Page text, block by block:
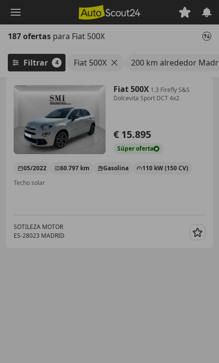
principal
187 ofertas para Fiat 500X
Filtrar 4 Fiat 500X 200 km alrededor
Fiat 500X 1.3 Firefly S&S
Dolcevita Sport DCT 4x2
€ 15.895
Súperoferta
05/2022 60.797 km Gasolina
110 kW (150 CV)
Techo solar
SOTILEZA MOTOR
ES-28023 MADRID